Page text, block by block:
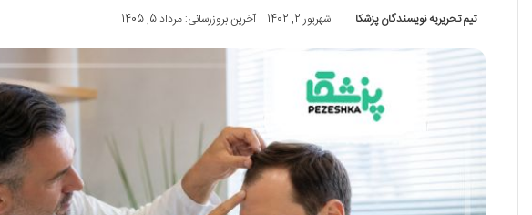
تیم تحریریه نویسندگان پزشکا شهریور 2, 1402 آخرین بروزرسانی: مرداد 5, 1405